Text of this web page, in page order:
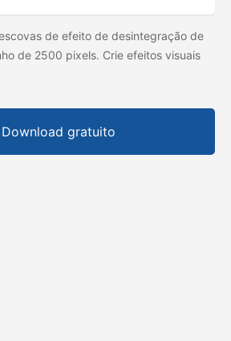
de efeito de desintegração de
de 2500 pixels. Crie efeitos visuais
Download gratuito